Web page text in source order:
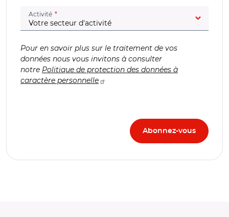
Activité (champ obligatoire)
Pour en savoir plus sur le traitement de vos
données nous vous invitons à consulter
notre Politique de protection des données à
caractère personnelle